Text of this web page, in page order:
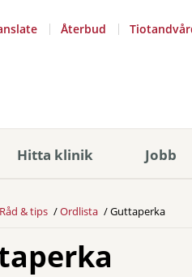
Återbud
Hitta klinik Jobb
Råd & tips Ordlista Guttaperka